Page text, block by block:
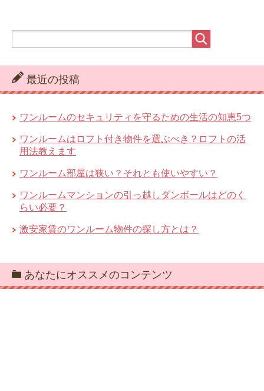
最近の投稿
ワンルームのセキュリティを守るための生活の知恵5つ
ワンルームはロフト付き物件を選ぶべき？ロフトの活
用法教えます
ワンルーム部屋は狭い？それとも使いやすい？
ワンルームマンションの引っ越しダンボールはどのく
らい必要？
激安家賃のワンルーム物件の探し方とは？
あなたにオススメのコンテンツ